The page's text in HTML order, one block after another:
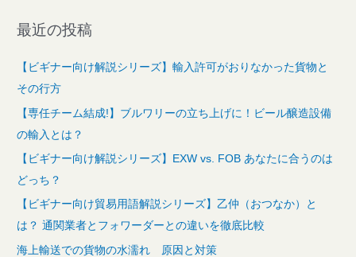
最近の投稿
【ビギナー向け解説シリーズ】輸入許可がおりなかった貨物と
その行方
【専任チーム結成!】ブルワリーの立ち上げに！ビール醸造設備
の輸入とは？
【ビギナー向け解説シリーズ】EXW vs. FOB あなたに合うのは
どっち？
【ビギナー向け貿易用語解説シリーズ】乙仲（おつなか）と
は？ 通関業者とフォワーダーとの違いを徹底比較
海上輸送での貨物の水濡れ 原因と対策